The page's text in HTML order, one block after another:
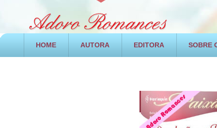
HOME AUTORA EDITORA SOBRE